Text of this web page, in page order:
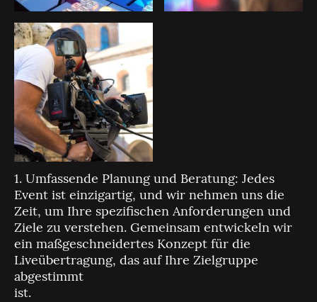
1. Umfassende Planung und Beratung: Jedes
Event ist einzigartig, und wir nehmen uns die
Zeit, um Ihre spezifischen Anforderungen und
Ziele zu verstehen. Gemeinsam entwickeln wir
ein maßgeschneidertes Konzept für die
Liveübertragung, das auf Ihre Zielgruppe
abgestimmt
ist.